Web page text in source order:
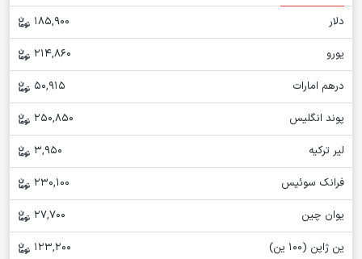
دلار
185,900
یورو
214,860
درهم امارات
50,915
پوند انگلیس
250,850
لیر ترکیه
3,950
فرانک سوئیس
230,100
یوان چین
27,700
ین ژاپن (100 ین)
123,200